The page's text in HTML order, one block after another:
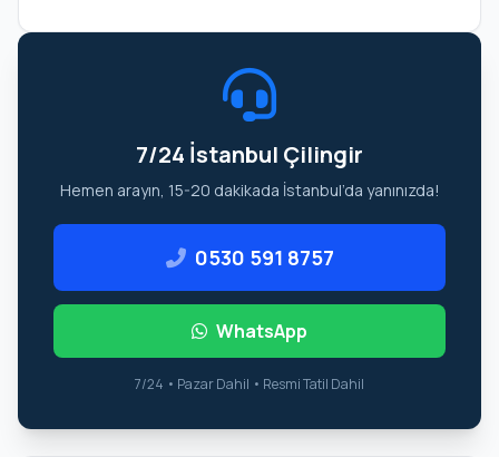
7/24 İstanbul Çilingir
Hemen arayın, 15-20 dakikada İstanbul’da yanınızda!
0530 591 8757
WhatsApp
7/24 • Pazar Dahil • Resmi Tatil Dahil